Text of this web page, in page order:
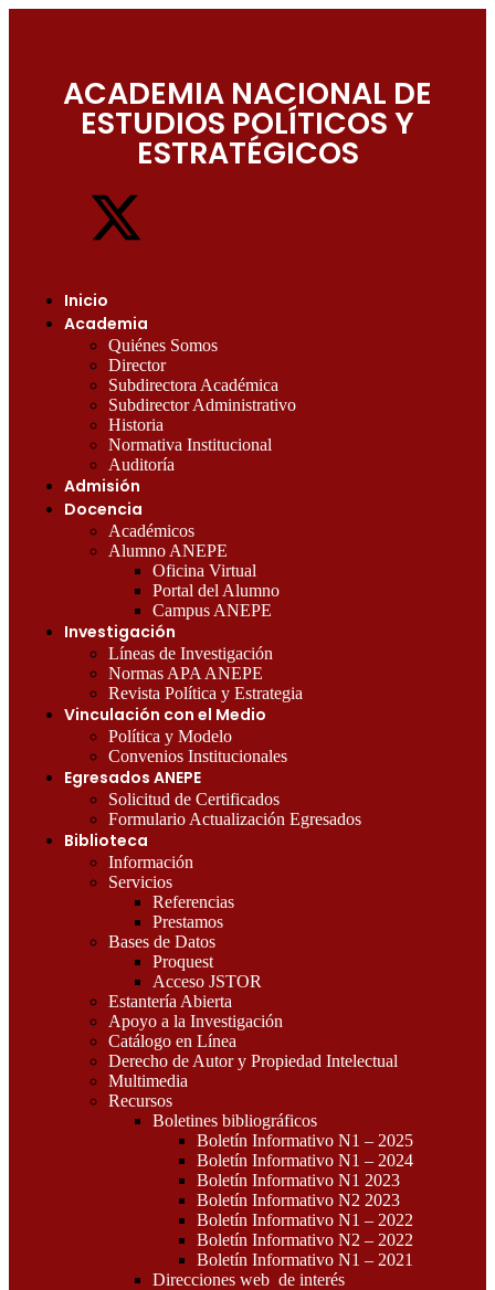
ACADEMIA NACIONAL DE
ESTUDIOS POLÍTICOS Y
ESTRATÉGICOS
Inicio
Academia
Quiénes Somos
Director
Subdirectora Académica
Subdirector Administrativo
Historia
Normativa Institucional
Auditoría
Admisión
Docencia
Académicos
Alumno ANEPE
Oficina Virtual
Portal del Alumno
Campus ANEPE
Investigación
Líneas de Investigación
Normas APA ANEPE
Revista Política y Estrategia
Vinculación con el Medio
Política y Modelo
Convenios Institucionales
Egresados ANEPE
Solicitud de Certificados
Formulario Actualización Egresados
Biblioteca
Información
Servicios
Referencias
Prestamos
Bases de Datos
Proquest
Acceso JSTOR
Estantería Abierta
Apoyo a la Investigación
Catálogo en Línea
Derecho de Autor y Propiedad Intelectual
Multimedia
Recursos
Boletines bibliográficos
Boletín Informativo N1 – 2025
Boletín Informativo N1 – 2024
Boletín Informativo N1 2023
Boletín Informativo N2 2023
Boletín Informativo N1 – 2022
Boletín Informativo N2 – 2022
Boletín Informativo N1 – 2021
Direcciones web de interés